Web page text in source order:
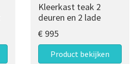
Kleerkast teak 2
deuren en 2 lade
€ 995
Product bekijken